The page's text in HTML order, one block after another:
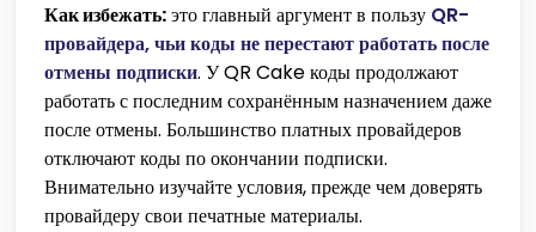
Как избежать:это главный аргумент в пользу QR-
провайдера, чьи коды не перестают работать после
отмены подписки. У QR Cake коды продолжают
работать с последним сохранённым назначением даже
после отмены. Большинство платных провайдеров
отключают коды по окончании подписки.
Внимательно изучайте условия, прежде чем доверять
провайдеру свои печатные материалы.